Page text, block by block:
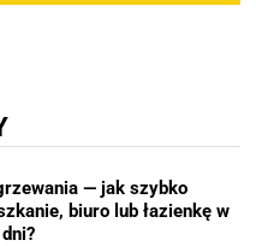
— jak szybko
biuro lub łazienkę w